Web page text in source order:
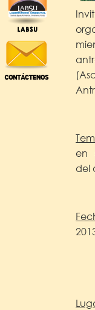
en
del